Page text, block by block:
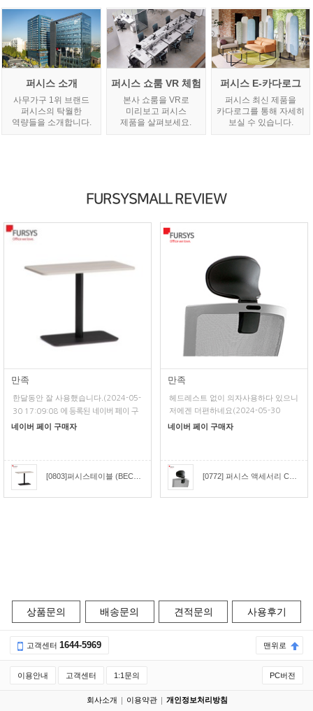
퍼시스 소개
사무가구 1위 브랜드
퍼시스의 탁월한
역량들을 소개합니다.
퍼시스 쇼룸 VR 체험
본사 쇼룸을 VR로
미리보고 퍼시스
제품을 살펴보세요.
퍼시스 E-카다로그
퍼시스 최신 제품을
카다로그를 통해 자세히
보실 수 있습니다.
FURSYSMALL REVIEW
만족
한달동안 잘 사용했습니다. (2024-05-
30 17:09:08 에 등록된 네이버 페이 구
매평)
네이버 페이 구매자
[0803]퍼시스테이블 (BECONN)비콘직사각형 회의테이블(W:1000) [CCR010]
만족
헤드레스트 없이 의자사용하다 있으니
저에겐 더편하네요 (2024-05-30
11:17:26 에 등록된 네이버 페이 구매
네이버 페이 구매자
[0772] 퍼시스 액세서리 CHA4300용 헤드레스트 [CH4309H]
상품문의 배송문의 견적문의 사용후기
고객센터 1644-5969 맨위로
이용안내 고객센터 1:1문의 PC버전
회사소개 이용약관 개인정보처리방침